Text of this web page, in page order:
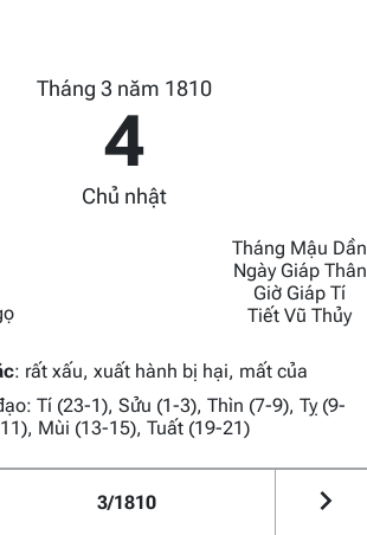
Tháng 3 năm 1810
4
Chủ nhật
Tháng Mậu Dần
Ngày Giáp Thân
Giờ Giáp Tí
Tiết Vũ Thủy
: rất xấu, xuất hành bị hại, mất của
Tí (23-1), Sửu (1-3), Thìn (7-9), Tỵ (9-
11), Mùi (13-15), Tuất (19-21)
3/1810